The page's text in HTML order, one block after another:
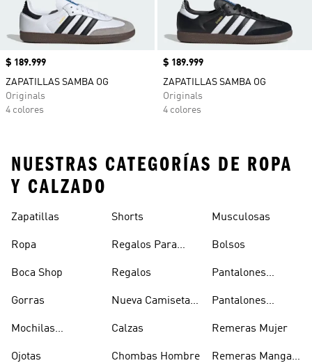
Precio
$ 189.999
ZAPATILLAS SAMBA OG
Originals
4 colores
Precio
$ 189.999
ZAPATILLAS SAMBA OG
Originals
4 colores
NUESTRAS CATEGORÍAS DE ROPA
Y CALZADO
Zapatillas
Ropa
Boca Shop
Gorras
Mochilas
Ojotas
Shorts
Regalos Para
Regalos
Nueva Camiseta
Calzas
Chombas Hombre
Musculosas
Bolsos
Pantalones
Hombre
Pantalones
Remeras Mujer
Remeras Manga